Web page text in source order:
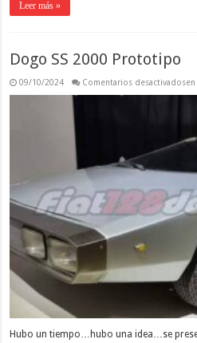
Leer más »
Dogo SS 2000 Prototipo
09/10/2024 Comentarios desactivados
Hubo un tiempo…hubo una idea…se